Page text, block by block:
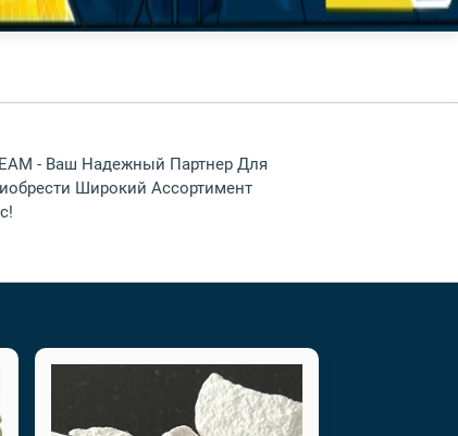
- Ваш Надежный Партнер Для
Широкий Ассортимент